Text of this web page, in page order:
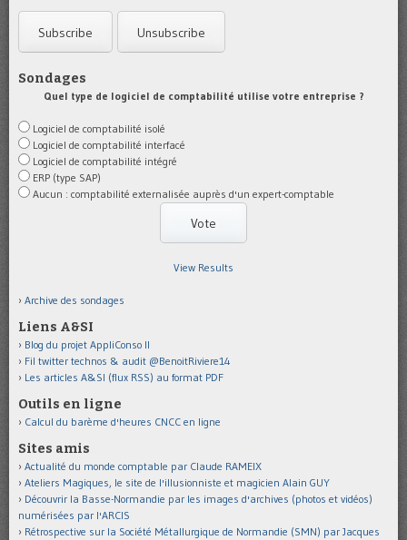
Sondages
Quel type de logiciel de comptabilité utilise votre entreprise ?
Logiciel de comptabilité isolé
Logiciel de comptabilité interfacé
Logiciel de comptabilité intégré
ERP (type SAP)
Aucun : comptabilité externalisée auprès d'un expert-comptable
View Results
Archive des sondages
Liens A&SI
Blog du projet AppliConso II
Fil twitter technos & audit @BenoitRiviere14
Les articles A&SI (flux RSS) au format PDF
Outils en ligne
Calcul du barème d'heures CNCC en ligne
Sites amis
Actualité du monde comptable par Claude RAMEIX
Ateliers Magiques, le site de l'illusionniste et magicien Alain GUY
Découvrir la Basse-Normandie par les images d'archives (photos et vidéos)
numérisées par l'ARCIS
Rétrospective sur la Société Métallurgique de Normandie (SMN) par Jacques